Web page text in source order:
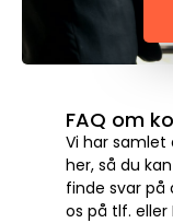
FAQ om
Vi har
her, så du
finde svar på
os på tlf. eller